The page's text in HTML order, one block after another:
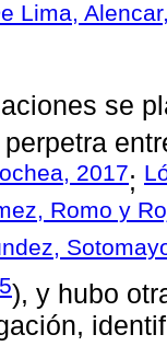
Lima,
se
2017;
Romo y
), y hubo